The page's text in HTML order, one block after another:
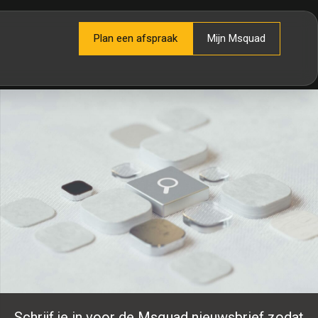
Plan een afspraak Mijn Msquad